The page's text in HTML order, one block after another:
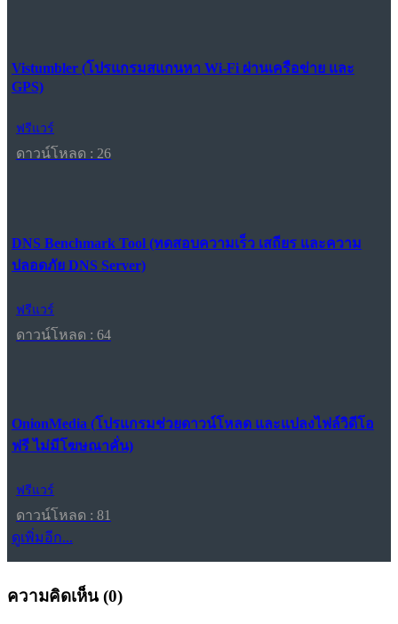
Vistumbler (โปรแกรมสแกนหา Wi-Fi ผ่านเครือข่าย และ
GPS)
ฟรีแวร์
ดาวน์โหลด : 26
DNS Benchmark Tool (ทดสอบความเร็ว เสถียร และความ
ปลอดภัย DNS Server)
ฟรีแวร์
ดาวน์โหลด : 64
OnionMedia (โปรแกรมช่วยดาวน์โหลด และแปลงไฟล์วิดีโอ
ฟรี ไม่มีโฆษณาคั่น)
ฟรีแวร์
ดาวน์โหลด : 81
ดูเพิ่มอีก...
ความคิดเห็น (0)